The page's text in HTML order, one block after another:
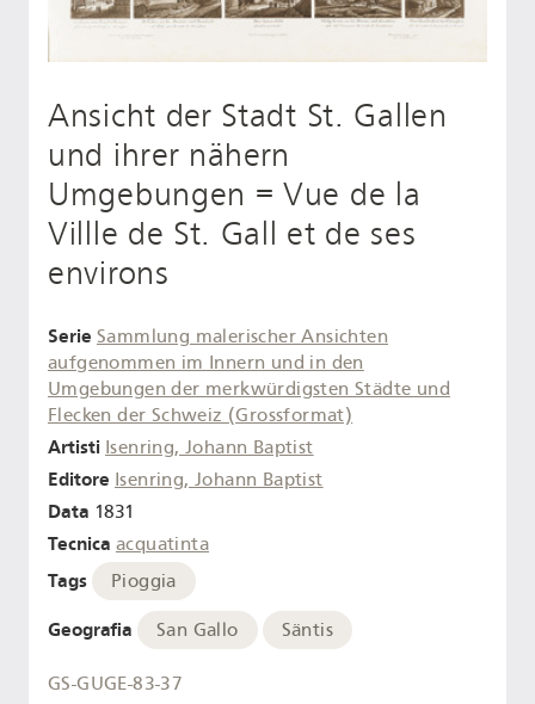
Ansicht der Stadt St. Gallen
und ihrer nähern
Umgebungen = Vue de la
Villle de St. Gall et de ses
environs
Serie Sammlung malerischer Ansichten
aufgenommen im Innern und in den
Umgebungen der merkwürdigsten Städte und
Flecken der Schweiz (Grossformat)
Artisti Isenring, Johann Baptist
Editore Isenring, Johann Baptist
Data 1831
Tecnica acquatinta
Tags Pioggia
Geografia San Gallo Säntis
GS-GUGE-83-37